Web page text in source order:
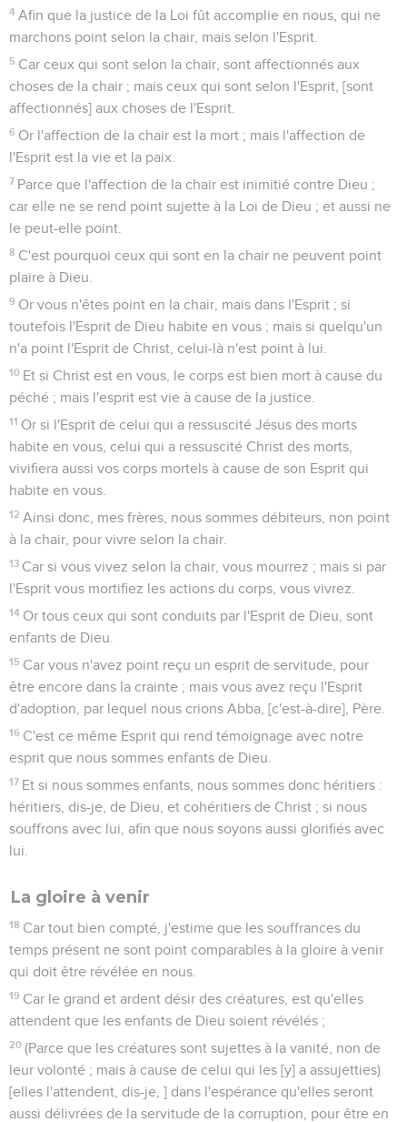
4 Afin que la justice de la Loi fût accomplie en nous, qui ne
marchons point selon la chair, mais selon l'Esprit.
5 Car ceux qui sont selon la chair, sont affectionnés aux
choses de la chair ; mais ceux qui sont selon l'Esprit, [sont
affectionnés] aux choses de l'Esprit.
6 Or l'affection de la chair est la mort ; mais l'affection de
l'Esprit est la vie et la paix.
7 Parce que l'affection de la chair est inimitié contre Dieu ;
car elle ne se rend point sujette à la Loi de Dieu ; et aussi ne
le peut-elle point.
8 C'est pourquoi ceux qui sont en la chair ne peuvent point
plaire à Dieu.
9 Or vous n'êtes point en la chair, mais dans l'Esprit ; si
toutefois l'Esprit de Dieu habite en vous ; mais si quelqu'un
n'a point l'Esprit de Christ, celui-là n'est point à lui.
10 Et si Christ est en vous, le corps est bien mort à cause du
péché ; mais l'esprit est vie à cause de la justice.
11 Or si l'Esprit de celui qui a ressuscité Jésus des morts
habite en vous, celui qui a ressuscité Christ des morts,
vivifiera aussi vos corps mortels à cause de son Esprit qui
habite en vous.
12 Ainsi donc, mes frères, nous sommes débiteurs, non point
à la chair, pour vivre selon la chair.
13 Car si vous vivez selon la chair, vous mourrez ; mais si par
l'Esprit vous mortifiez les actions du corps, vous vivrez.
14 Or tous ceux qui sont conduits par l'Esprit de Dieu, sont
enfants de Dieu.
15 Car vous n'avez point reçu un esprit de servitude, pour
être encore dans la crainte ; mais vous avez reçu l'Esprit
d'adoption, par lequel nous crions Abba, [c'est-à-dire], Père.
16 C'est ce même Esprit qui rend témoignage avec notre
esprit que nous sommes enfants de Dieu.
17 Et si nous sommes enfants, nous sommes donc héritiers :
héritiers, dis-je, de Dieu, et cohéritiers de Christ ; si nous
souffrons avec lui, afin que nous soyons aussi glorifiés avec
lui.
La gloire à venir
18 Car tout bien compté, j'estime que les souffrances du
temps présent ne sont point comparables à la gloire à venir
qui doit être révélée en nous.
19 Car le grand et ardent désir des créatures, est qu'elles
attendent que les enfants de Dieu soient révélés ;
20 (Parce que les créatures sont sujettes à la vanité, non de
leur volonté ; mais à cause de celui qui les [y] a assujetties)
[elles l'attendent, dis-je, ] dans l'espérance qu'elles seront
aussi délivrées de la servitude de la corruption, pour être en